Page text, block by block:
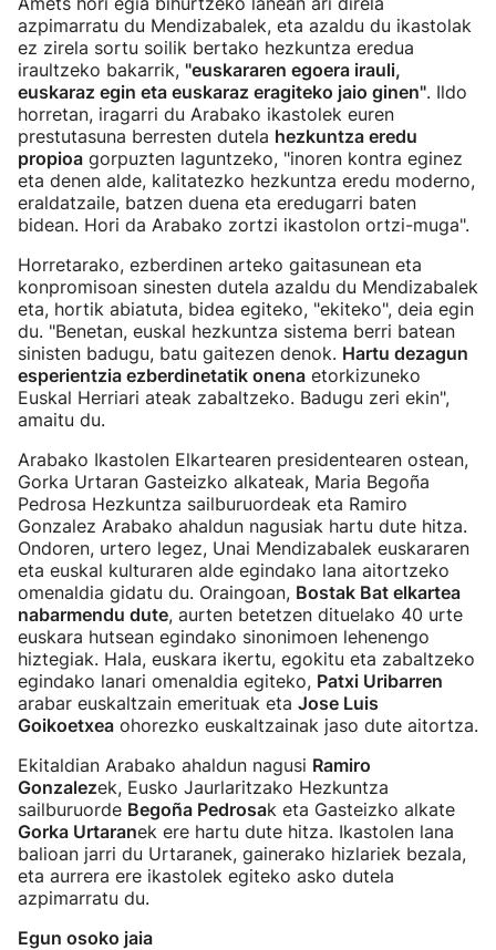
azpimarratu du Mendizabalek, eta azaldu du ikastolak
ez zirela sortu soilik bertako hezkuntza eredua
iraultzeko bakarrik, "euskararen egoera irauli,
euskaraz egin eta euskaraz eragiteko jaio ginen". Ildo
horretan, iragarri du Arabako ikastolek euren
prestutasuna berresten dutela hezkuntza eredu
propioa gorpuzten laguntzeko, "inoren kontra eginez
eta denen alde, kalitatezko hezkuntza eredu moderno,
eraldatzaile, batzen duena eta eredugarri baten
bidean. Hori da Arabako zortzi ikastolon ortzi-muga".
Horretarako, ezberdinen arteko gaitasunean eta
konpromisoan sinesten dutela azaldu du Mendizabalek
eta, hortik abiatuta, bidea egiteko, "ekiteko", deia egin
du. "Benetan, euskal hezkuntza sistema berri batean
sinisten badugu, batu gaitezen denok. Hartu dezagun
esperientzia ezberdinetatik onena etorkizuneko
Euskal Herriari ateak zabaltzeko. Badugu zeri ekin",
amaitu du.
Arabako Ikastolen Elkartearen presidentearen ostean,
Gorka Urtaran Gasteizko alkateak, Maria Begoña
Pedrosa Hezkuntza sailburuordeak eta Ramiro
Gonzalez Arabako ahaldun nagusiak hartu dute hitza.
Ondoren, urtero legez, Unai Mendizabalek euskararen
eta euskal kulturaren alde egindako lana aitortzeko
omenaldia gidatu du. Oraingoan, Bostak Bat elkartea
nabarmendu dute, aurten betetzen dituelako 40 urte
euskara hutsean egindako sinonimoen lehenengo
hiztegiak. Hala, euskara ikertu, egokitu eta zabaltzeko
egindako lanari omenaldia egiteko, Patxi Uribarren
arabar euskaltzain emerituak eta Jose Luis
Goikoetxea ohorezko euskaltzainak jaso dute aitortza.
Ekitaldian Arabako ahaldun nagusi Ramiro
Gonzalezek, Eusko Jaurlaritzako Hezkuntza
sailburuorde Begoña Pedrosak eta Gasteizko alkate
Gorka Urtaranek ere hartu dute hitza. Ikastolen lana
balioan jarri du Urtaranek, gainerako hizlariek bezala,
eta aurrera ere ikastolek egiteko asko dutela
azpimarratu du.
Egun osoko jaia